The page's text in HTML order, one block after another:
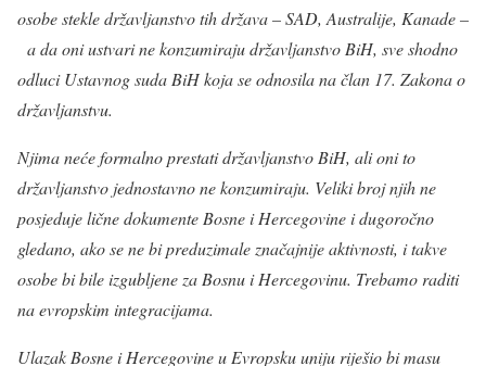
osobe stekle državljanstvo tih država – SAD, Australije, Kanade –
a da oni ustvari ne konzumiraju državljanstvo BiH, sve shodno
odluci Ustavnog suda BiH koja se odnosila na član 17. Zakona o
državljanstvu.
Njima neće formalno prestati državljanstvo BiH, ali oni to
državljanstvo jednostavno ne konzumiraju. Veliki broj njih ne
posjeduje lične dokumente Bosne i Hercegovine i dugoročno
gledano, ako se ne bi preduzimale značajnije aktivnosti, i takve
osobe bi bile izgubljene za Bosnu i Hercegovinu. Trebamo raditi
na evropskim integracijama.
Ulazak Bosne i Hercegovine u Evropsku uniju riješio bi masu